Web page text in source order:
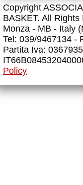
Copyright
BASKET. All Rights
Monza - MB - Italy
Tel: 039/9467134 -
Partita Iva:
Policy